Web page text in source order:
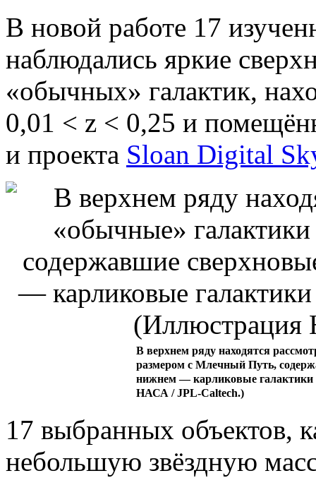
В новой работе 17
наблюдались яркие
«обычных» галактик,
0,01 < z < 0,25 и
и проекта Sloan Digital
В верхнем ряду находятся
размером с Млечный Путь,
нижнем — карликовые галактики
НАСА / JPL-Caltech.)
17 выбранных объектов,
небольшую звёздную